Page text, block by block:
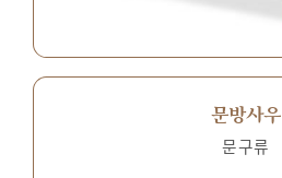
문방사우
문구류